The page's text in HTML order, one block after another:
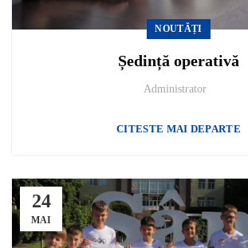
NOUTĂȚI
Ședință operativă
Administrator
CITESTE MAI DEPARTE
24
MAI